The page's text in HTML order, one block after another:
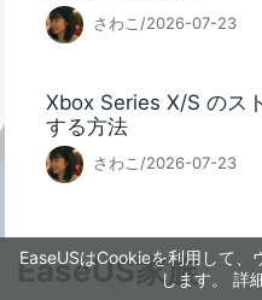
EaseUSはCookieを利用して、
します。 詳
さわこ/2026-07-23
Xbox Series X/S のス
する方法
さわこ/2026-07-23
EaseUS家族